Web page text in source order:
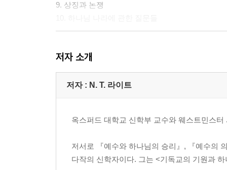
9. 상징과 논쟁
11. 예수와 이스라엘 : 메시야직의 의미
12. 예수의 십자가 처형의 이유들
13. 왕의 귀환
14. 결과들
저자 소개
저자 : N. T. 라이트
옥스퍼드 대학교 신학부 교수와 웨스트민스
저서로 『예수와 하나님의 승리』, 『예수의
다작의 신학자이다. 그는 <기독교의 기원과